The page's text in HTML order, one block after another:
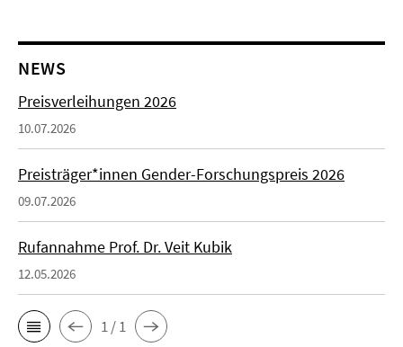
NEWS
Preisverleihungen 2026
10.07.2026
Preisträger*innen Gender-Forschungspreis 2026
09.07.2026
Rufannahme Prof. Dr. Veit Kubik
12.05.2026
1 / 1